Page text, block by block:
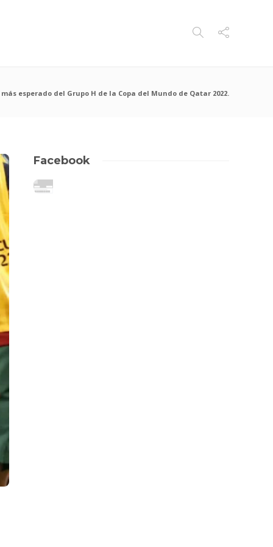
esperado del Grupo H de la Copa del Mundo de Qatar 2022.
Facebook